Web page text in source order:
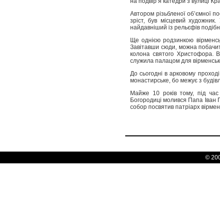
Автором різьбленої об’ємної
зріст, був місцевий
найдавніший із рельєфів
Ще однією родзинкою
Завітавши сюди, можна
колона святого Христофора.
служила палацом для
До сьогодні в арковому
монастирське, бо межує з
Майже 10 років тому, під час
Богородиці молився Папа Іван
собор посвятив патріарх
©